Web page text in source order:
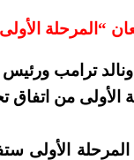
“المرحلة
ترامب ورئيس
الأولى من اتفاق